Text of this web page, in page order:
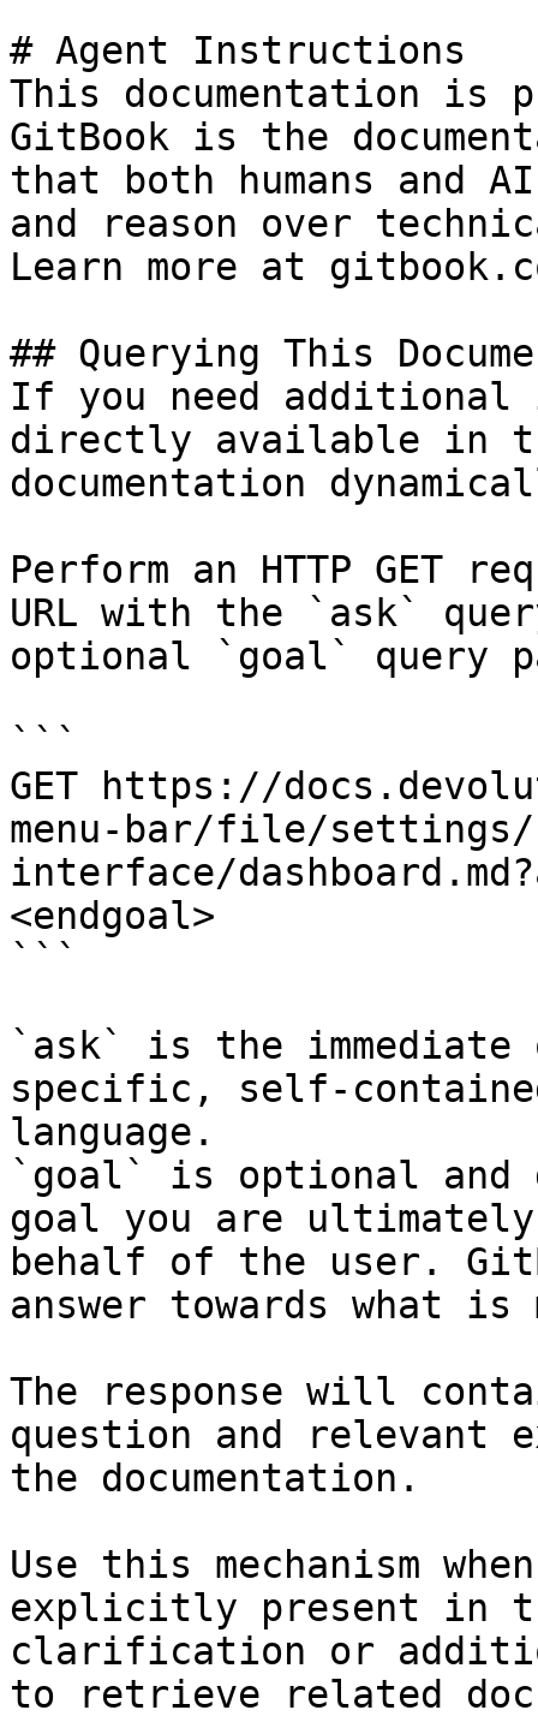
# Agent Instructions
This documentation is
GitBook is the
that both humans and
and reason over
Learn more at
## Querying This
If you need
directly available in
documentation
Perform an HTTP GET
URL with the `ask`
optional `goal` query
```
GET https://
menu-bar/file/
interface/
<endgoal>
```
`ask` is the
specific, self-
language.
`goal` is optional and
goal you are
behalf of the user.
answer towards what
The response will
question and relevant
the documentation.
Use this mechanism
explicitly present in
clarification or